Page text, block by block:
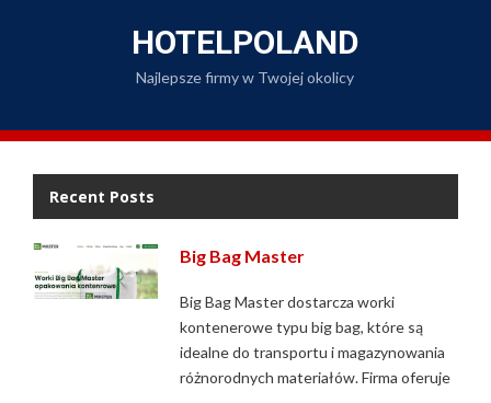
content
HOTELPOLAND
Najlepsze firmy w Twojej okolicy
Recent Posts
Big Bag Master
Big Bag Master dostarcza worki
kontenerowe typu big bag, które są
idealne do transportu i magazynowania
różnorodnych materiałów. Firma oferuje